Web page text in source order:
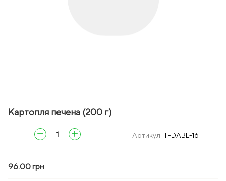
Картопля печена (200 г)
remove add Артикул: T-DABL-16
96.00 грн